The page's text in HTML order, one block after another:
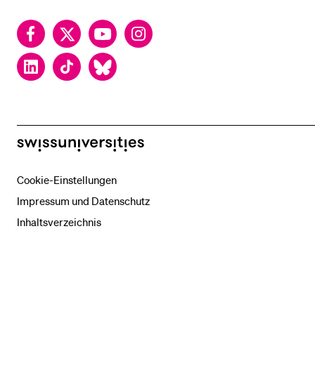
FacebookTwitter YouTubeInstagram
LinkedInTikTok Bluesky
swissuniversities
Cookie-Einstellungen
Impressum und Datenschutz
Inhaltsverzeichnis